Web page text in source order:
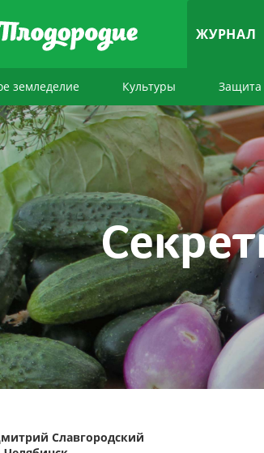
ЖУРНАЛ
земледелие Культуры Защита
Славгородский